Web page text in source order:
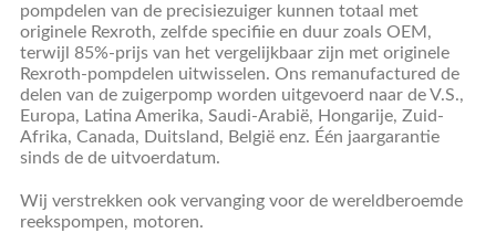
pompdelen van de precisiezuiger kunnen totaal met
originele Rexroth, zelfde specifiie en duur zoals OEM,
terwijl 85%-prijs van het vergelijkbaar zijn met originele
Rexroth-pompdelen uitwisselen. Ons remanufactured de
delen van de zuigerpomp worden uitgevoerd naar de V.S.,
Europa, Latina Amerika, Saudi-Arabië, Hongarije, Zuid-
Afrika, Canada, Duitsland, België enz. Één jaargarantie
sinds de de uitvoerdatum.
Wij verstrekken ook vervanging voor de wereldberoemde
reekspompen, motoren.